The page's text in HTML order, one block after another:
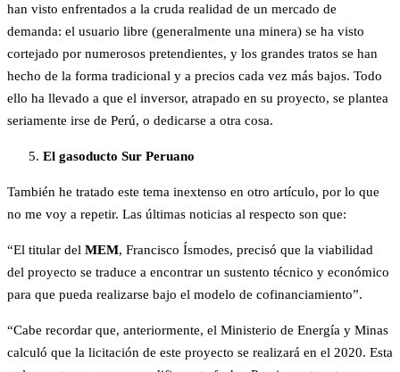
han visto enfrentados a la cruda realidad de un mercado de
demanda: el usuario libre (generalmente una minera) se ha visto
cortejado por numerosos pretendientes, y los grandes tratos se han
hecho de la forma tradicional y a precios cada vez más bajos. Todo
ello ha llevado a que el inversor, atrapado en su proyecto, se plantea
seriamente irse de Perú, o dedicarse a otra cosa.
El gasoducto Sur Peruano
También he tratado este tema inextenso en otro artículo, por lo que
no me voy a repetir. Las últimas noticias al respecto son que:
“El titular del MEM, Francisco Ísmodes, precisó que la viabilidad
del proyecto se traduce a encontrar un sustento técnico y económico
para que pueda realizarse bajo el modelo de cofinanciamiento”.
“Cabe recordar que, anteriormente, el Ministerio de Energía y Minas
calculó que la licitación de este proyecto se realizará en el 2020. Esta